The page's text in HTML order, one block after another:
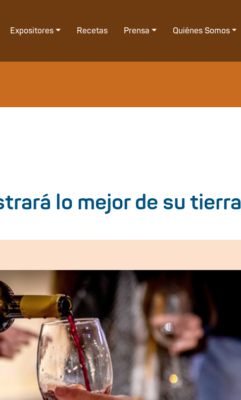
Expositores Recetas Prensa Quiénes Somos
lo mejor de su tierra